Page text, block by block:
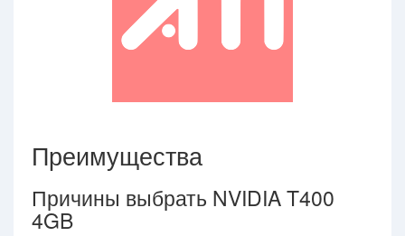
Преимущества
Причины выбрать NVIDIA T400
4GB